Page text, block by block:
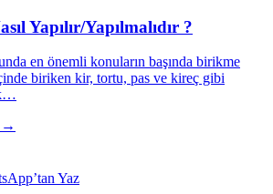
Yapılır/Yapılmalıdır ?
en önemli konuların başında birikme
biriken kir, tortu, pas ve kireç gibi
→
Yaz